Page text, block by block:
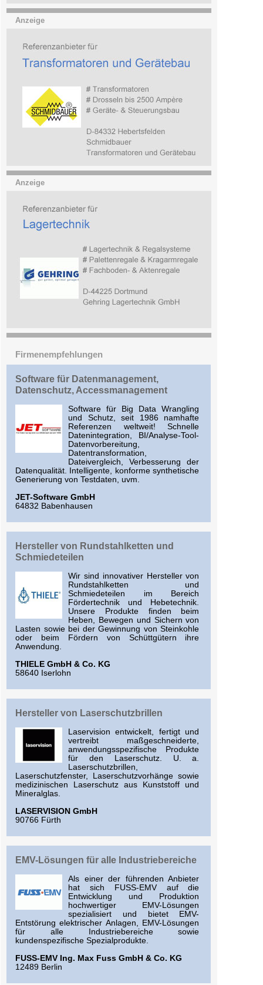
Anzeige
Anzeige
Firmenempfehlungen
Software für Datenmanagement,
Datenschutz, Accessmanagement
Software für Big Data Wrangling
und Schutz, seit 1986 namhafte
Referenzen weltweit! Schnelle
Datenintegration, BI/Analyse-Tool-
Datenvorbereitung,
Datentransformation,
Dateivergleich, Verbesserung der
Datenqualität. Intelligente, konforme synthetische
Generierung von Testdaten, uvm.
JET-Software GmbH
64832 Babenhausen
Hersteller von Rundstahlketten und
Schmiedeteilen
Wir sind innovativer Hersteller von
Rundstahlketten und
Schmiedeteilen im Bereich
Fördertechnik und Hebetechnik.
Unsere Produkte finden beim
Heben, Bewegen und Sichern von
Lasten sowie bei der Gewinnung von Steinkohle
oder beim Fördern von Schüttgütern ihre
Anwendung.
THIELE GmbH & Co. KG
58640 Iserlohn
Hersteller von Laserschutzbrillen
Laservision entwickelt, fertigt und
vertreibt maßgeschneiderte,
anwendungsspezifische Produkte
für den Laserschutz. U. a.
Laserschutzbrillen,
Laserschutzfenster, Laserschutzvorhänge sowie
medizinischen Laserschutz aus Kunststoff und
Mineralglas.
LASERVISION GmbH
90766 Fürth
EMV-Lösungen für alle Industriebereiche
Als einer der führenden Anbieter
hat sich FUSS-EMV auf die
Entwicklung und Produktion
hochwertiger EMV-Lösungen
spezialisiert und bietet EMV-
Entstörung elektrischer Anlagen, EMV-Lösungen
für alle Industriebereiche sowie
kundenspezifische Spezialprodukte.
FUSS-EMV Ing. Max Fuss GmbH & Co. KG
12489 Berlin